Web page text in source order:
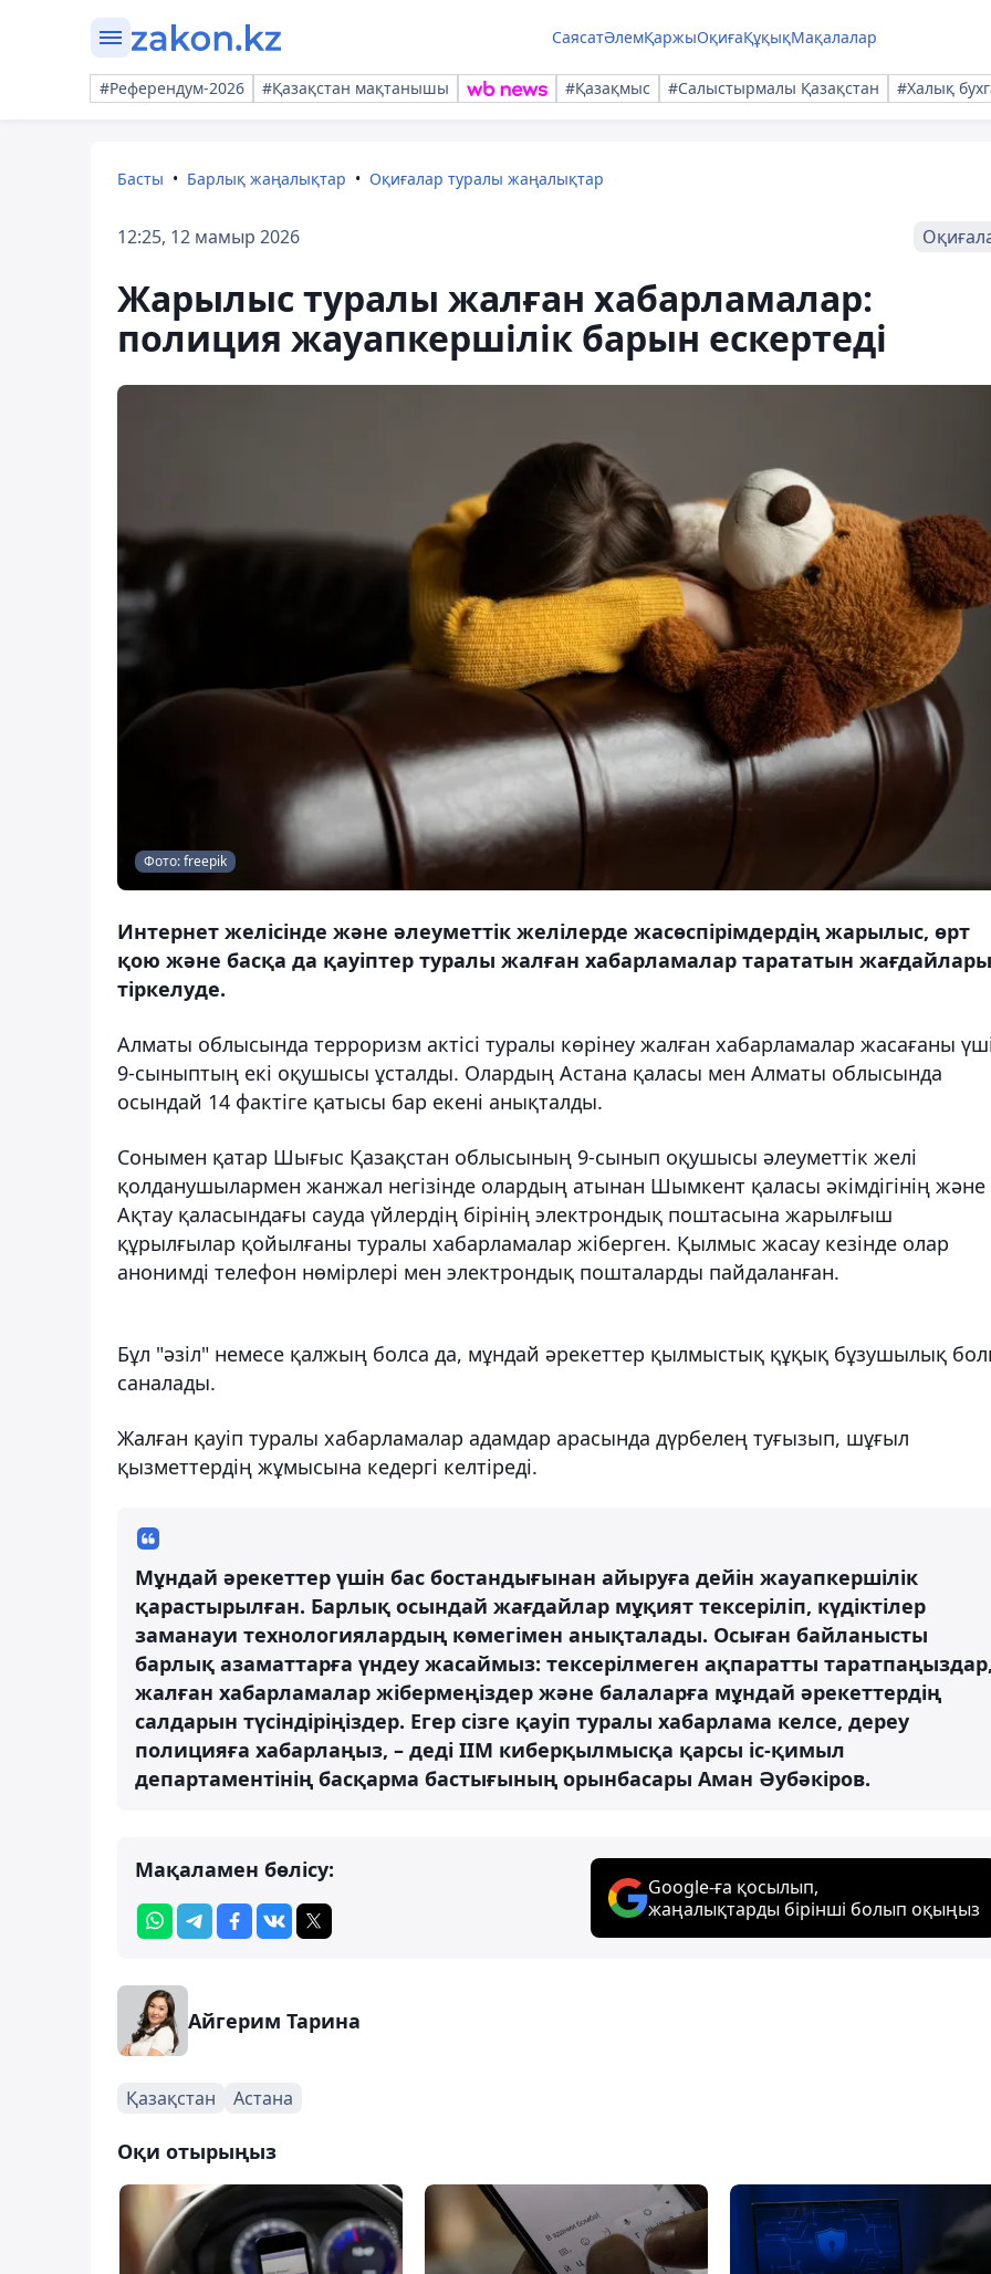
СаясатӘлемҚаржыОқиғаҚұқықМақалалар
#Референдум-2026 #Қазақстан мақтанышы #Қазақмыс #Салыстырмалы Қазақстан #Халық
Басты Барлық жаңалықтар Оқиғалар туралы жаңалықтар
12:25, 12 мамыр 2026
Жарылыс туралы жалған хабарламалар:
полиция жауапкершілік барын ескертеді
Фото: freepik
Интернет желісінде және әлеуметтік желілерде жасөспірімдердің жарылыс, өрт
қою және басқа да қауіптер туралы жалған хабарламалар тарататын жағдайлары
тіркелуде.
Алматы облысында терроризм актісі туралы көрінеу жалған хабарламалар жасағаны
9-сыныптың екі оқушысы ұсталды. Олардың Астана қаласы мен Алматы облысында
осындай 14 фактіге қатысы бар екені анықталды.
Сонымен қатар Шығыс Қазақстан облысының 9-сынып оқушысы әлеуметтік желі
қолданушылармен жанжал негізінде олардың атынан Шымкент қаласы әкімдігінің және
Ақтау қаласындағы сауда үйлердің бірінің электрондық поштасына жарылғыш
құрылғылар қойылғаны туралы хабарламалар жіберген. Қылмыс жасау кезінде олар
анонимді телефон нөмірлері мен электрондық пошталарды пайдаланған.
Бұл "әзіл" немесе қалжың болса да, мұндай әрекеттер қылмыстық құқық бұзушылық
саналады.
Жалған қауіп туралы хабарламалар адамдар арасында дүрбелең туғызып, шұғыл
қызметтердің жұмысына кедергі келтіреді.
Мұндай әрекеттер үшін бас бостандығынан айыруға дейін жауапкершілік
қарастырылған. Барлық осындай жағдайлар мұқият тексеріліп, күдіктілер
заманауи технологиялардың көмегімен анықталады. Осыған байланысты
барлық азаматтарға үндеу жасаймыз: тексерілмеген ақпаратты
жалған хабарламалар жібермеңіздер және балаларға мұндай әрекеттердің
салдарын түсіндіріңіздер. Егер сізге қауіп туралы хабарлама келсе, дереу
полицияға хабарлаңыз, – деді ІІМ киберқылмысқа қарсы іс-қимыл
департаментінің басқарма бастығының орынбасары Аман Әубәкіров.
Мақаламен бөлісу:
Google-ға қосылып,
жаңалықтарды бірінші болып оқыңыз
Айгерим Тарина
Қазақстан Астана
Оқи отырыңыз